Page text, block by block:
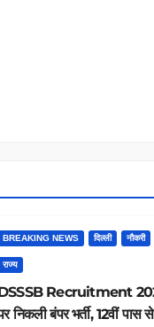
BREAKING NEWS दिल्ली नौकरी
राज्य
Recruitment
निकली बंपर भर्ती, 12वीं